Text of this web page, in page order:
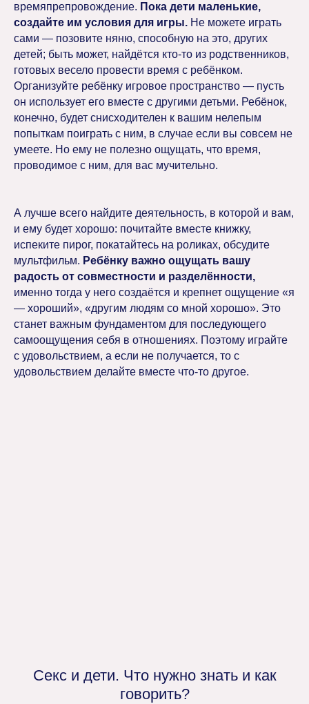
времяпрепровождение. Пока дети маленькие,
создайте им условия для игры. Не можете играть
сами — позовите няню, способную на это, других
детей; быть может, найдётся кто-то из родственников,
готовых весело провести время с ребёнком.
Организуйте ребёнку игровое пространство — пусть
он использует его вместе с другими детьми. Ребёнок,
конечно, будет снисходителен к вашим нелепым
попыткам поиграть с ним, в случае если вы совсем не
умеете. Но ему не полезно ощущать, что время,
проводимое с ним, для вас мучительно.
А лучше всего найдите деятельность, в которой и вам,
и ему будет хорошо: почитайте вместе книжку,
испеките пирог, покатайтесь на роликах, обсудите
мультфильм. Ребёнку важно ощущать вашу
радость от совместности и разделённости,
именно тогда у него создаётся и крепнет ощущение «я
— хороший», «другим людям со мной хорошо». Это
станет важным фундаментом для последующего
самоощущения себя в отношениях. Поэтому играйте
с удовольствием, а если не получается, то с
удовольствием делайте вместе что-то другое.
Секс и дети. Что нужно знать и как
говорить?